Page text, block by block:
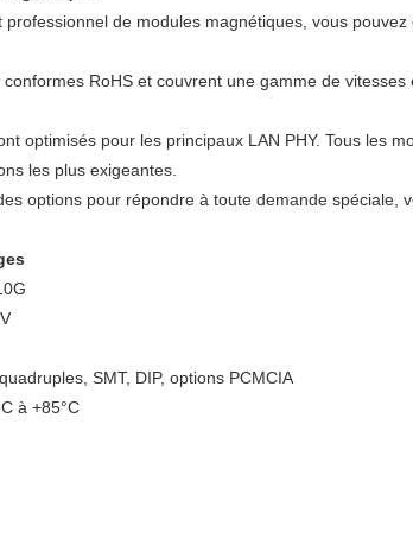
de modules magnétiques, vous
RoHS et couvrent une gamme de
optimisés pour les principaux LAN PHY. Tous les
les plus exigeantes.
options pour répondre à toute demande
SMT, DIP, options PCMCIA
à +85°C